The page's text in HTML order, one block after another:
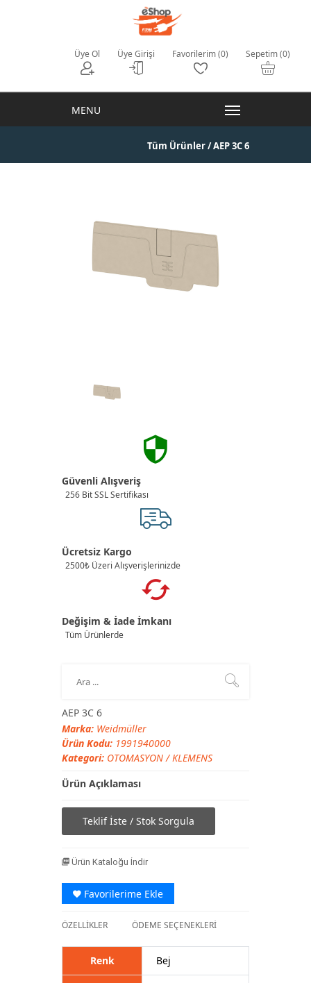
Üye Ol Üye Girişi Favorilerim (0) Sepetim (0)
Tüm Ürünler/ AEP 3C 6
Güvenli Alışveriş
256 Bit SSL Sertifikası
Ücretsiz Kargo
2500₺ Üzeri Alışverişlerinizde
Değişim & İade İmkanı
Tüm Ürünlerde
AEP 3C 6
Marka: Weidmüller
Ürün Kodu: 1991940000
Kategori: OTOMASYON /KLEMENS
Ürün Açıklaması
Teklif İste / Stok Sorgula
Ürün Kataloğu İndir
Favorilerime Ekle
ÖZELLİKLER ÖDEME SEÇENEKLERİ
Renk Bej